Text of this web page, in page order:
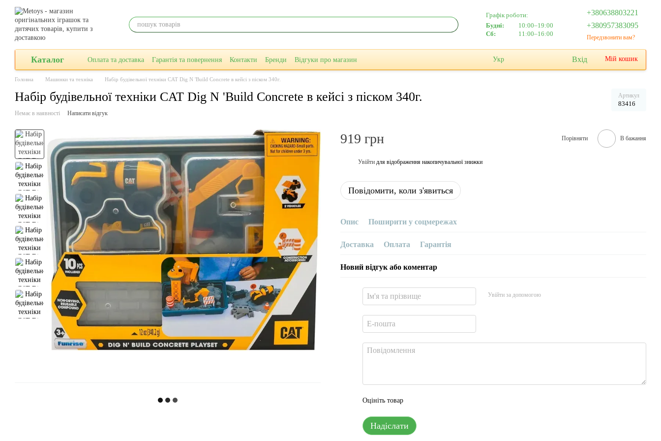
Перейти до основного контенту
Графік роботи:
Будні:
10:00–19:00
Сб:
11:00–16:00
+380638803221
+380957383095
Передзвонити вам?
Каталог Оплата та доставка Гарантiя та повернення Контакти Бренди Відгуки про магазин Укр Вхід Мій кошик
Головна Машинки та техніка Набір будівельної техніки CAT Dig N 'Build Concrete в кейсі з піском 340г.
Набір будівельної техніки CAT Dig N 'Build Concrete в кейсі з піском 340г. Артикул
83416
Немає в наявності Написати відгук
919 грн Порівняти В бажання
Увійти для відображення накопичувальної знижки
Повідомити, коли з'явиться
Опис Поширити у соцмережах
Доставка Оплата Гарантія
Новий відгук або коментар
Увійти за допомогою
Оцініть товар
Надіслати